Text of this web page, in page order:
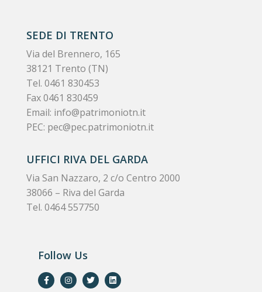
SEDE DI TRENTO
Via del Brennero, 165
38121 Trento (TN)
Tel. 0461 830453
Fax 0461 830459
Email: info@patrimoniotn.it
PEC: pec@pec.patrimoniotn.it
UFFICI RIVA DEL GARDA
Via San Nazzaro, 2 c/o Centro 2000
38066 – Riva del Garda
Tel. 0464 557750
Follow Us